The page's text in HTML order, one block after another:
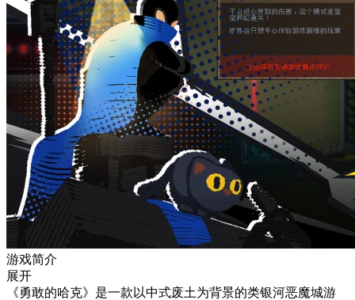
游戏简介
展开
《勇敢的哈克》是一款以中式废土为背景的类银河恶魔城游